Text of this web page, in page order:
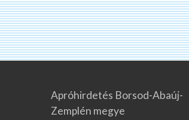
Apróhirdetés Borsod-Abaúj-
Zemplén megye